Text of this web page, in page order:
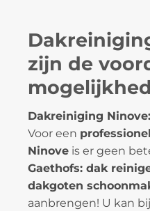
zijn de
Dakreiniging
Voor een
Ninove is er geen
Gaethofs: dak
dakgoten
aanbrengen! U kan